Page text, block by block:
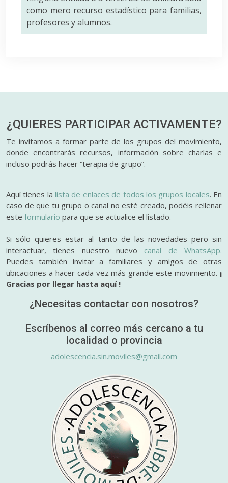
como mero recurso estadístico para familias,
profesores y alumnos.
¿QUIERES PARTICIPAR ACTIVAMENTE?
Te invitamos a formar parte de los grupos del movimiento,
donde encontrarás recursos, información sobre charlas e
incluso podrás hacer “terapia de grupo”.
Aquí tienes lalista de enlaces de todos los grupos locales. En
caso de que tu grupo o canal no esté creado, podéis rellenar
este formulario para que se actualice el listado.
Si sólo quieres estar al tanto de las novedades pero sin
interactuar, tienes nuestro nuevo canal de WhatsApp.
Puedes también invitar a familiares y amigos de otras
ubicaciones a hacer cada vez más grande este movimiento. ¡
Gracias por llegar hasta aquí !
¿Necesitas contactar con nosotros?
Escríbenos al correo más cercano a tu
localidad o provincia
adolescencia.sin.moviles@gmail.com